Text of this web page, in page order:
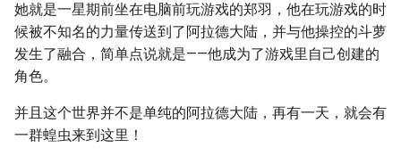
她就是一星期前坐在电脑前玩游戏的郑羽，他在玩游戏的时
候被不知名的力量传送到了阿拉德大陆，并与他操控的斗萝
发生了融合，简单点说就是——他成为了游戏里自己创建的
角色。
并且这个世界并不是单纯的阿拉德大陆，再有一天，就会有
一群蝗虫来到这里！